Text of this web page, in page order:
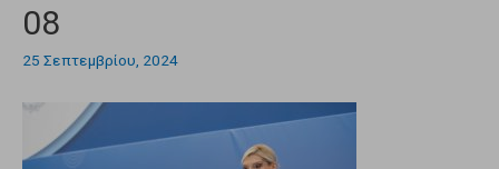
08
25 Σεπτεμβρίου, 2024